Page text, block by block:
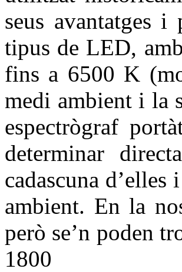
seus avantatges
tipus de LED,
fins a 6500 K
medi ambient i la
espectrògraf
determinar
cadascuna
ambient. En la
però se’n poden
1800